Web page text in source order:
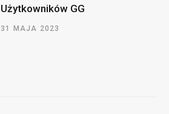
Użytkowników GG
31 MAJA 2023